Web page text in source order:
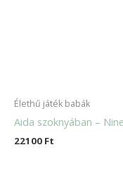
Élethű játék babák
Aida szoknyában –
22100 Ft